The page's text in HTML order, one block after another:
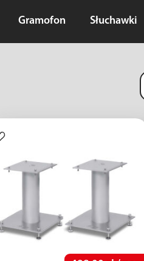
Gramofon Słuchawki